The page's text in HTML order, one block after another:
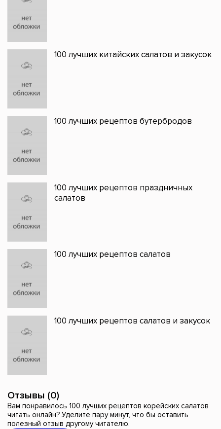
100 лучших китайских салатов и закусок
100 лучших рецептов бутербродов
100 лучших рецептов праздничных
салатов
100 лучших рецептов салатов
100 лучших рецептов салатов и закусок
Отзывы (0)
Вам понравилось 100 лучших рецептов корейских салатов
читать онлайн? Уделите пару минут, что бы оставить
полезный отзыв другому читателю.